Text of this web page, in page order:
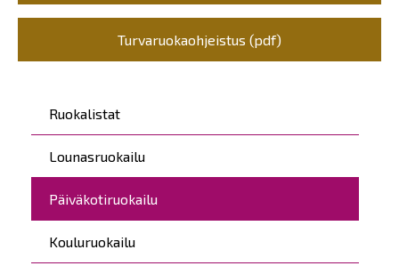
Päävalikko
Ruokalistat
Lounasruokailu
Päiväkotiruokailu
Kouluruokailu
Turvaruokaohjeistus (pdf)